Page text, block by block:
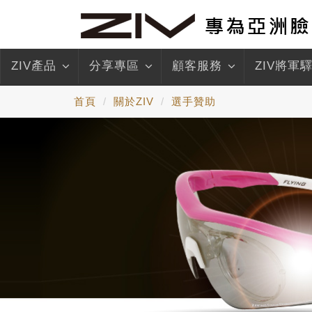
ZIV產品 分享專區 顧客服務 ZIV將軍
首頁 關於ZIV 選手贊助